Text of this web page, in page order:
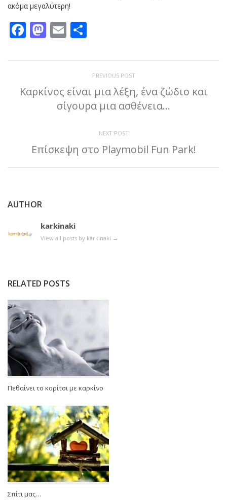
ακόμα μεγαλύτερη!
Facebook
Mastodon
Email
PREVIOUS POST
Καρκίνος είναι μια λέξη, ένα ζώδιο και
σίγουρα μια ασθένεια…
NEXT POST
Επίσκεψη στο Playmobil Fun Park!
AUTHOR
karkinaki
View all posts by karkinaki →
RELATED POSTS
Πεθαίνει το κορίτσι με καρκίνο
Σπίτι μας…